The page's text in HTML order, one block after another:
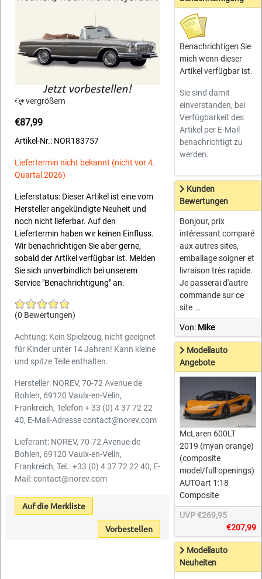
vergrößern
€87,99
Artikel-Nr.: NOR183757
Liefertermin nicht bekannt (nicht vor 4.
Quartal 2026)
Lieferstatus: Dieser Artikel ist eine vom
Hersteller angekündigte Neuheit und
noch nicht lieferbar. Auf den
Liefertermin haben wir keinen Einfluss.
Wir benachrichtigen Sie aber gerne,
sobald der Artikel verfügbar ist. Melden
Sie sich unverbindlich bei unserem
Service "Benachrichtigung" an.
(0 Bewertungen)
Achtung: Kein Spielzeug, nicht geeignet
für Kinder unter 14 Jahren! Kann kleine
und spitze Teile enthalten.
Hersteller: NOREV, 70-72 Avenue de
Bohlen, 69120 Vaulx-en-Velin,
Frankreich, Telefon + 33 (0) 4 37 72 22
40, E-Mail-Adresse contact@norev.com
Lieferant: NOREV, 70-72 Avenue de
Bohlen, 69120 Vaulx-en-Velin,
Frankreich, Tel.: +33 (0) 4 37 72 22 40, E-
Mail: contact@norev.com
Auf die Merkliste
Vorbestellen
Benachrichtigen Sie
mich wenn dieser
Artikel verfügbar ist.
Sie sind damit
einverstanden, bei
Verfügbarkeit des
Artikel per E-Mail
benachrichtigt zu
werden.
Kunden
Bewertungen
Bonjour, prix
intéressant comparé
aux autres sites,
emballage soigner et
livraison très rapide.
Je passerai d'autre
commande sur ce
site ...
Von: Mike
Modellauto
Angebote
McLaren 600LT
2019 (myan orange)
(composite
model/full openings)
AUTOart 1:18
Composite
UVP €269,95
€207,99
Modellauto
Neuheiten